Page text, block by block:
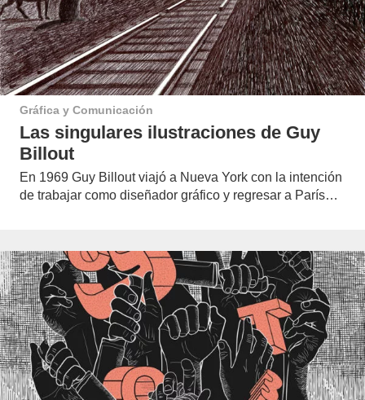
Gráfica y Comunicación
Las singulares ilustraciones de Guy
Billout
En 1969 Guy Billout viajó a Nueva York con la intención
de trabajar como diseñador gráfico y regresar a París…